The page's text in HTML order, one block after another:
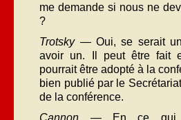
me demande si nous ne
?
Trotsky— Oui, se serait
avoir un. Il peut être fait
pourrait être adopté à la
bien publié par le
de la conférence.
Cannon — En ce qui